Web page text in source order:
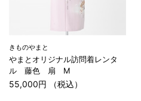
きものやまと
やまとオリジナル訪問着レンタ
ル 藤色 扇 M
55,000円 （税込）